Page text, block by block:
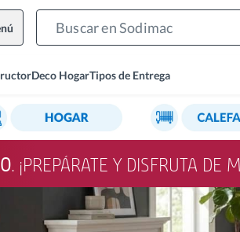
Deco HogarTipos de Entrega
. ¡PREPÁRATE Y DISFRUTA DE